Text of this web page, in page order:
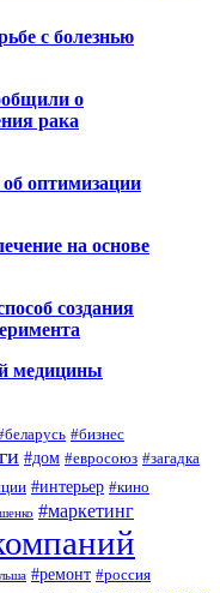
с болезнью
о
рака
оптимизации
на основе
создания
медицины
#бизнес
#дом #евросоюз #загадка
#интерьер #кино
#маркетинг
#ремонт #россия